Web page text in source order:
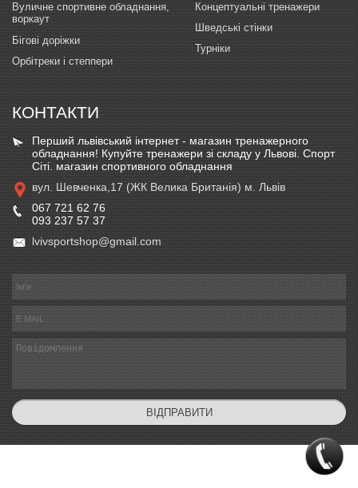
Вуличне спортивне обладнання,
воркаут
Бігові доріжки
Орбітреки і степпери
Концептуальні тренажери
Шведські стінки
Турніки
КОНТАКТИ
Перший львівський інтернет - магазин тренажерного
обладнання! Купуйте тренажери зі складу у Львові. Спорт
Сіті. магазин спортивного обладнання
вул. Шевченка,17 (ЖК Велика Британія) м. Львів
067 721 62 76
093 237 57 37
lvivsportshop@gmail.com